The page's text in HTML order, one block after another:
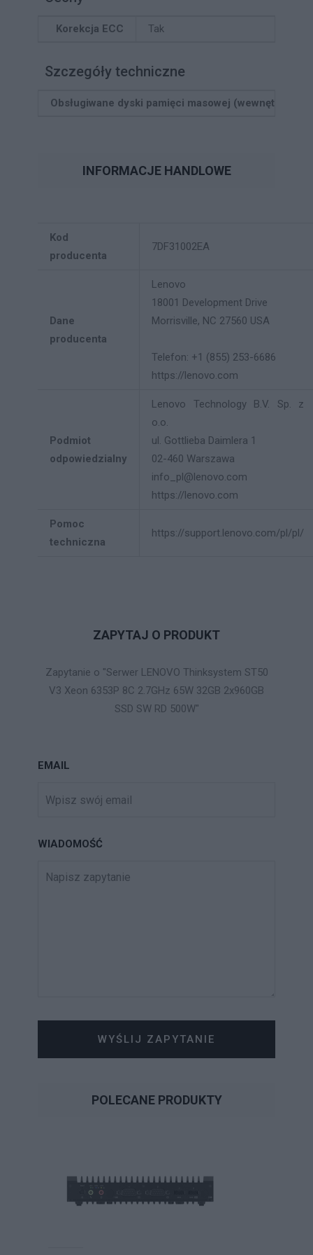
Korekcja ECC Tak
Szczegóły techniczne
Obsługiwane dyski pamięci masowej (wewnętrzne)
INFORMACJE HANDLOWE
Kod
producenta
7DF31002EA
Dane
producenta
Lenovo
18001 Development Drive
Morrisville, NC 27560 USA
Telefon: +1 (855) 253-6686
https://lenovo.com
Podmiot
odpowiedzialny
Lenovo Technology B.V. Sp. z
o.o.
ul. Gottlieba Daimlera 1
02-460 Warszawa
info_pl@lenovo.com
https://lenovo.com
Pomoc
techniczna
https://support.lenovo.com/pl/pl/
ZAPYTAJ O PRODUKT
Zapytanie o "Serwer LENOVO Thinksystem ST50
V3 Xeon 6353P 8C 2.7GHz 65W 32GB 2x960GB
SSD SW RD 500W"
EMAIL
WIADOMOŚĆ
WYŚLIJ ZAPYTANIE
POLECANE PRODUKTY